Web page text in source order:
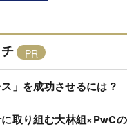
」を成功させるには？
取り組む大林組×PwCの